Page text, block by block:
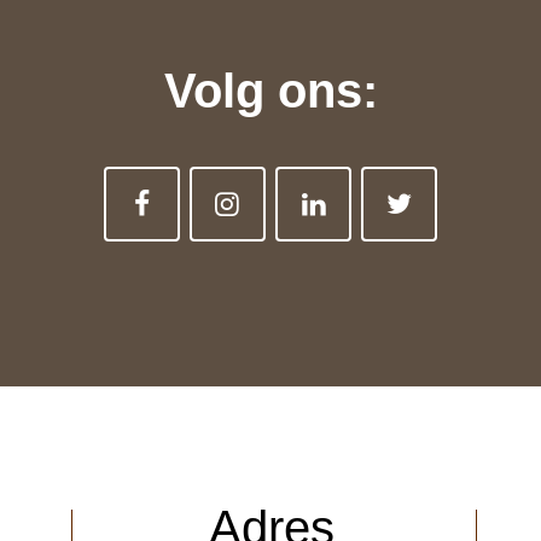
Volg ons:
Adres